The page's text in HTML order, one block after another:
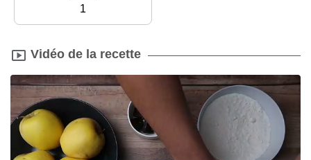
1
Vidéo de la recette